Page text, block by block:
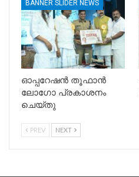
BANNER SLIDER NEWS
ഓപ്പറേഷൻ തൂഫാൻ
ലോഗോ പ്രകാശനം
ചെയ്തു
PREV NEXT